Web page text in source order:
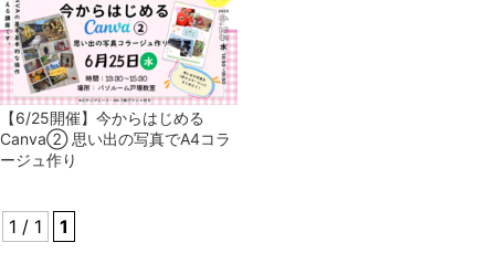
【6/25開催】今からはじめる
Canva② 思い出の写真でA4コラ
ージュ作り
1 / 1 1